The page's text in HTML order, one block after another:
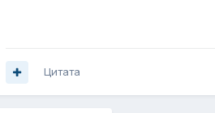
Цитата